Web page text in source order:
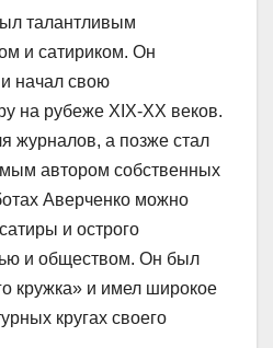
талантливым
и сатириком. Он
начал свою
на рубеже XIX-XX веков.
журналов, а позже стал
автором собственных
Аверченко можно
и острого
и обществом. Он был
кружка» и имел широкое
кругах своего